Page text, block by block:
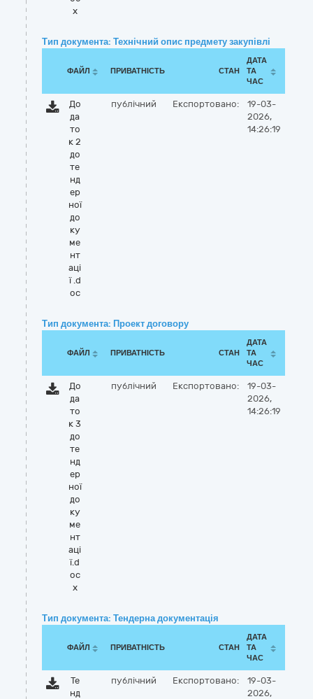
x
Тип документа: Технічний опис предмету закупівлі
ФАЙЛ ПРИВАТНІСТЬ СТАН
ДАТА
ТА
ЧАС
До
да
то
к 2
до
те
нд
ер
ної
до
ку
ме
нт
аці
ї .d
oc
публічний Експортовано:
19-03-
2026,
14:26:19
Тип документа: Проект договору
ФАЙЛ ПРИВАТНІСТЬ СТАН
ДАТА
ТА
ЧАС
До
да
то
к 3
до
те
нд
ер
ної
до
ку
ме
нт
аці
ї.d
oc
x
публічний Експортовано:
19-03-
2026,
14:26:19
Тип документа: Тендерна документація
ФАЙЛ ПРИВАТНІСТЬ СТАН
ДАТА
ТА
ЧАС
Те
нд
публічний Експортовано:
19-03-
2026,